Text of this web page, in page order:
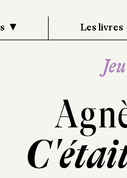
Les livres